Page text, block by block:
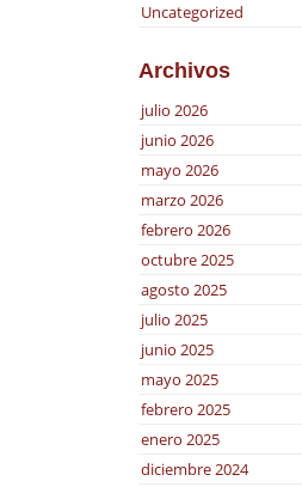
Uncategorized
Archivos
julio 2026
junio 2026
mayo 2026
marzo 2026
febrero 2026
octubre 2025
agosto 2025
julio 2025
junio 2025
mayo 2025
febrero 2025
enero 2025
diciembre 2024